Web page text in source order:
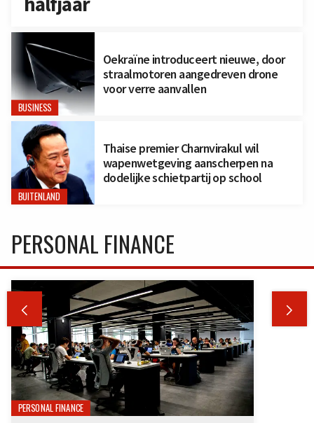
BUSINESS
Oekraïne introduceert nieuwe, door
straalmotoren aangedreven drone
voor verre aanvallen
BUITENLAND
Thaise premier Charnvirakul wil
wapenwetgeving aanscherpen na
dodelijke schietpartij op school
PERSONAL FINANCE
 
PERSONAL FINANCE